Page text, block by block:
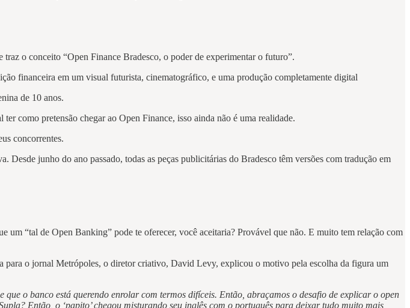
o conceito “Open Finance Bradesco, o poder de experimentar o futuro”.
financeira em um visual futurista, cinematográfico, e uma produção completamente digital
de 10 anos.
como pretensão chegar ao Open Finance, isso ainda não é uma realidade.
concorrentes.
junho do ano passado, todas as peças publicitárias do Bradesco têm versões com tradução em
um “tal de Open Banking” pode te oferecer, você aceitaria? Provável que não. E muito tem relação com
para o jornal Metrópoles, o diretor criativo, David Levy, explicou o motivo pela escolha da figura um
o banco está querendo enrolar com termos difíceis. Então, abraçamos o desafio de explicar o open
Então, o ‘papito’ chegou misturando seu inglês com o português para deixar tudo muito mais